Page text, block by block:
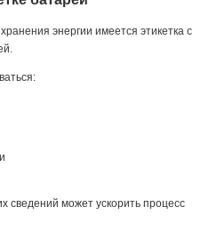
энергии имеется этикетка с
сведений может ускорить процесс